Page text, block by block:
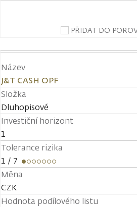
PŘIDAT DO
Název
J&T CASH OPF
Složka
Dluhopisové
Investiční horizont
1
Tolerance rizika
1 / 7
Měna
CZK
Hodnota podílového listu